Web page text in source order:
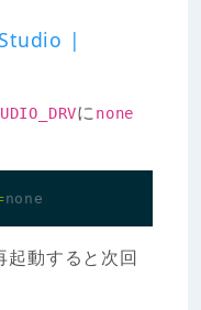
|
にnone
起動すると次回